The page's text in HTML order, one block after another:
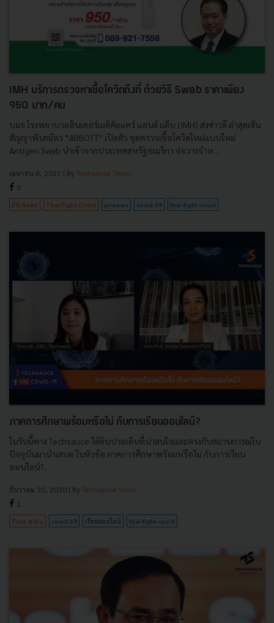
IMH บริการตรวจหาเชื้อโควิดถึงที่ ด้วยวิธี Swab ราคาเพียง
950 บาท/คน
บมจ.โรงพยาบาลอินเตอร์เมดิคัลแคร์ แอนด์ แล็บ (IMH) ส่งข่าวดี ล่าสุดเซ็น
สัญญาพันธมิตร “ABBOTT” เปิดตัว ชุดตรวจเชื้อโควิดใหม่แบบใหม่
Antigen Swab นำเข้าจากประเทศสหรัฐอเมริกา จ่อวางจำห...
เมษายน 8, 2021 | By Techsauce Team
0
PR News Thai Fight Covid pr-news covid-19 thai-fight-covid
ภาคการศึกษาพร้อมหรือไม่ กับการเรียนออนไลน์?
ในวันนี้ทาง Techsauce ได้ยิบประเด็นที่น่าสนใจเเละตรงกับสถานการณ์ใน
ปัจจุบันมานำเสนอ ในหัวข้อ ภาคการศึกษาพร้อมหรือไม่ กับการเรียน
ออนไลน์?...
ธันวาคม 30, 2020 | By Techsauce Team
2
Tech & Biz covid-19 เรียนออนไลน์ thai-fight-covid